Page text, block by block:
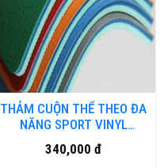
THẢM CUỘN THỂ THEO ĐA
NĂNG SPORT VINYL
FLOORING MASF6
340,000 đ